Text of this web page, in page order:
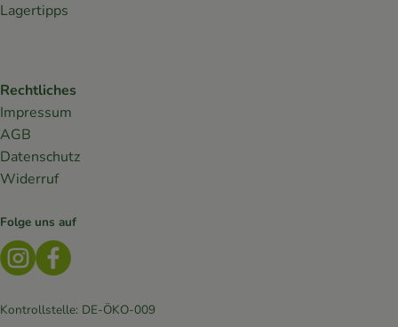
Lagertipps
Rechtliches
Impressum
AGB
Datenschutz
Widerruf
Folge uns auf
Externer Link zu https://www.instagram.com/
Externer Link zu https://www.facebook.com/
Kontrollstelle: DE-ÖKO-009